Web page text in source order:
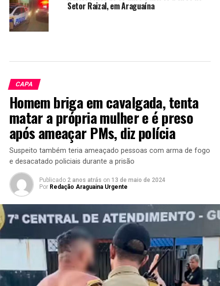
Setor Raizal, em Araguaína
CAPA
Homem briga em cavalgada, tenta
matar a própria mulher e é preso
após ameaçar PMs, diz polícia
Suspeito também teria ameaçado pessoas com arma de fogo
e desacatado policiais durante a prisão
Publicado 2 anos atrás on 13 de maio de 2024
Por Redação Araguaina Urgente